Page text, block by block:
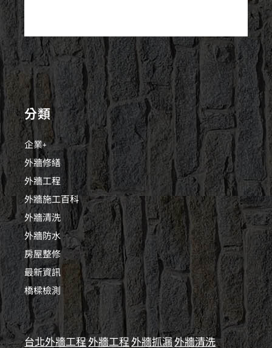
分類
企業+
外牆修繕
外牆工程
外牆施工百科
外牆清洗
外牆防水
房屋整修
最新資訊
橋樑檢測
台北外牆工程外牆工程 外牆抓漏 外牆清洗